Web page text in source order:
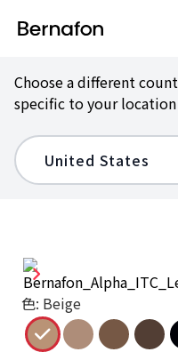
Choose a different
specific to your location
色: Beige